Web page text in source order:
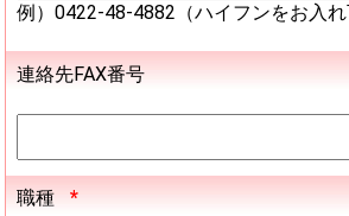
例）0422-48-4882（ハイフンをお入れ
連絡先FAX番号
職種 *